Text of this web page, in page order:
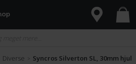
Diverse > Syncros Silverton SL, 30mm